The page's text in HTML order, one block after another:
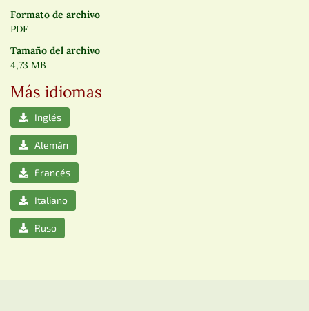
Formato de archivo
PDF
Tamaño del archivo
4,73 MB
Más idiomas
Inglés
Alemán
Francés
Italiano
Ruso